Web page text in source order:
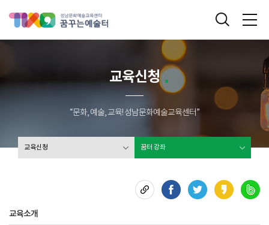
통합검색
교육신청
“문화, 예술, 교육! 성남문화예술교육센터”
교육신청 꿈터 강좌
교육소개